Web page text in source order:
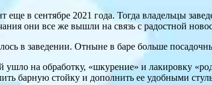
в сентябре 2021 года. Тогда владельцы
они все же вышли на связь с радостной
в заведении. Отныне в баре больше
ушло на обработку, «шкурение» и лакировку
барную стойку и дополнить ее удобными